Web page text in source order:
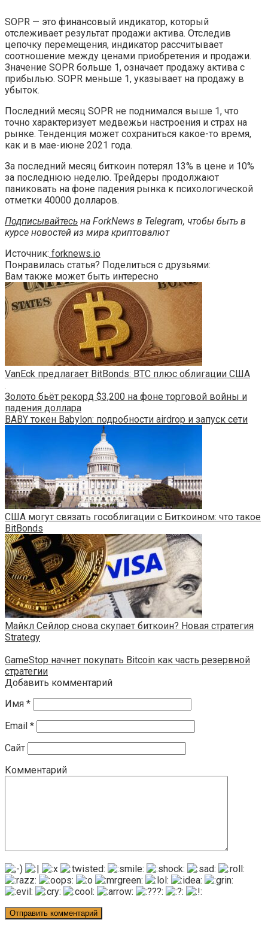
SOPR — это финансовый индикатор, который
отслеживает результат продажи актива. Отследив
цепочку перемещения, индикатор рассчитывает
соотношение между ценами приобретения и продажи.
Значение SOPR больше 1, означает продажу актива с
прибылью. SOPR меньше 1, указывает на продажу в
убыток.
Последний месяц SOPR не поднимался выше 1, что
точно характеризует медвежьи настроения и страх на
рынке. Тенденция может сохраниться какое-то время,
как и в мае-июне 2021 года.
За последний месяц биткоин потерял 13% в цене и 10%
за последнюю неделю. Трейдеры продолжают
паниковать на фоне падения рынка к психологической
отметки 40000 долларов.
Подписывайтесь на ForkNews в Telegram, чтобы быть в
курсе новостей из мира криптовалют
Источник: forknews.io
Понравилась статья? Поделиться с друзьями:
Вам также может быть интересно
VanEck предлагает BitBonds: BTC плюс облигации США
Золото бьёт рекорд $3,200 на фоне торговой войны и
падения доллара
BABY токен Babylon: подробности airdrop и запуск сети
США могут связать гособлигации с Биткоином: что такое
BitBonds
Майкл Сейлор снова скупает биткоин? Новая стратегия
Strategy
GameStop начнет покупать Bitcoin как часть резервной
стратегии
Добавить комментарий
Имя *
Email *
Сайт
Комментарий